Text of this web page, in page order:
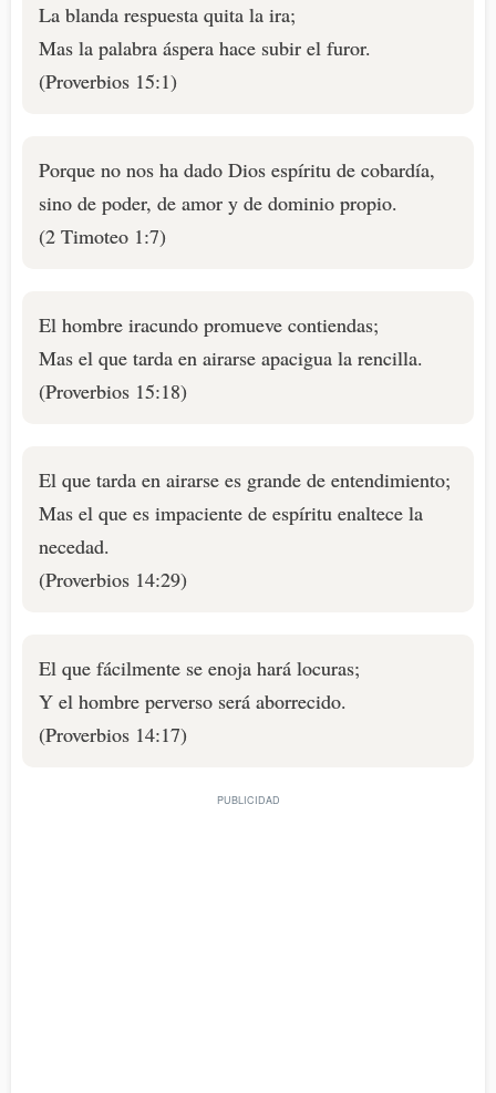
La blanda respuesta quita la ira;
Mas la palabra áspera hace subir el furor.
(Proverbios 15:1)
Porque no nos ha dado Dios espíritu de cobardía,
sino de poder, de amor y de dominio propio.
(2 Timoteo 1:7)
El hombre iracundo promueve contiendas;
Mas el que tarda en airarse apacigua la rencilla.
(Proverbios 15:18)
El que tarda en airarse es grande de entendimiento;
Mas el que es impaciente de espíritu enaltece la
necedad.
(Proverbios 14:29)
El que fácilmente se enoja hará locuras;
Y el hombre perverso será aborrecido.
(Proverbios 14:17)